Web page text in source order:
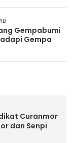
Gempabumi
Gempa
Curanmor
dan Senpi